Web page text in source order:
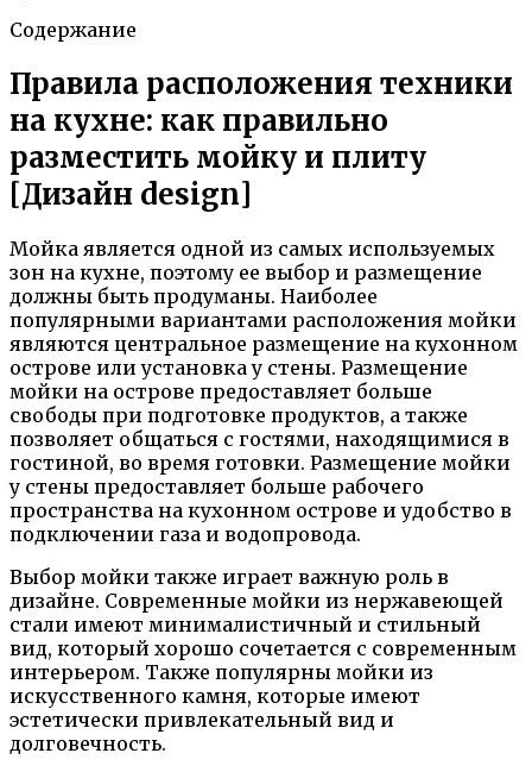
Содержание
Правила расположения техники
на кухне: как правильно
разместить мойку и плиту
[Дизайн design]
Мойка является одной из самых используемых
зон на кухне, поэтому ее выбор и размещение
должны быть продуманы. Наиболее
популярными вариантами расположения мойки
являются центральное размещение на кухонном
острове или установка у стены. Размещение
мойки на острове предоставляет больше
свободы при подготовке продуктов, а также
позволяет общаться с гостями, находящимися в
гостиной, во время готовки. Размещение мойки
у стены предоставляет больше рабочего
пространства на кухонном острове и удобство в
подключении газа и водопровода.
Выбор мойки также играет важную роль в
дизайне. Современные мойки из нержавеющей
стали имеют минималистичный и стильный
вид, который хорошо сочетается с современным
интерьером. Также популярны мойки из
искусственного камня, которые имеют
эстетически привлекательный вид и
долговечность.